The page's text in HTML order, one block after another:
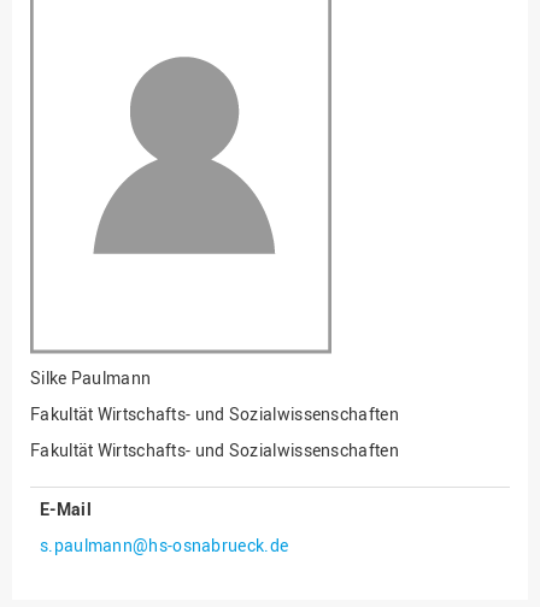
und Informatik
Fakultät Management,
Kultur und Technik
Fakultät Wirtschafts- und
Sozialwissenschaften
Finanzen
Gesellschaftliches
Hochschulplanung/-
strategie
Silke Paulmann
Fakultät Wirtschafts- und Sozialwissenschaften
Fakultät Wirtschafts- und Sozialwissenschaften
E-Mail
s.paulmann@hs-osnabrueck.de